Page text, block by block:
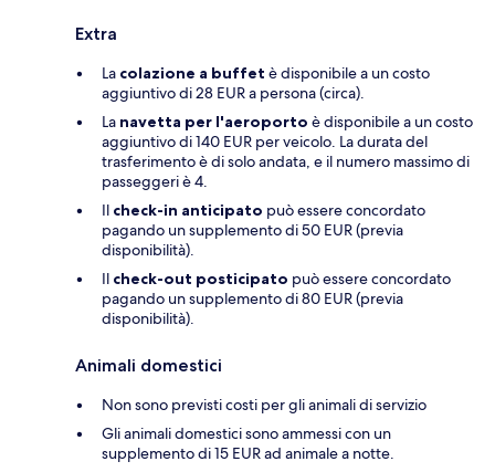
Extra
La colazione a buffet è disponibile a un costo
aggiuntivo di 28 EUR a persona (circa).
La navetta per l'aeroporto è disponibile a un costo
aggiuntivo di 140 EUR per veicolo. La durata del
trasferimento è di solo andata, e il numero massimo di
passeggeri è 4.
Il check-in anticipato può essere concordato
pagando un supplemento di 50 EUR (previa
disponibilità).
Il check-out posticipato può essere concordato
pagando un supplemento di 80 EUR (previa
disponibilità).
Animali domestici
Non sono previsti costi per gli animali di servizio
Gli animali domestici sono ammessi con un
supplemento di 15 EUR ad animale a notte.